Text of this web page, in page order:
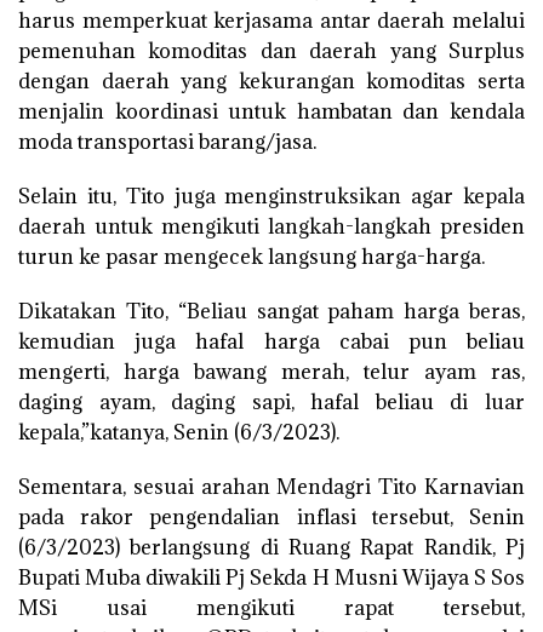
harus memperkuat kerjasama antar daerah melalui
pemenuhan komoditas dan daerah yang Surplus
dengan daerah yang kekurangan komoditas serta
menjalin koordinasi untuk hambatan dan kendala
moda transportasi barang/jasa.
Selain itu, Tito juga menginstruksikan agar kepala
daerah untuk mengikuti langkah-langkah presiden
turun ke pasar mengecek langsung harga-harga.
Dikatakan Tito, “Beliau sangat paham harga beras,
kemudian juga hafal harga cabai pun beliau
mengerti, harga bawang merah, telur ayam ras,
daging ayam, daging sapi, hafal beliau di luar
kepala,”katanya, Senin (6/3/2023).
Sementara, sesuai arahan Mendagri Tito Karnavian
pada rakor pengendalian inflasi tersebut, Senin
(6/3/2023) berlangsung di Ruang Rapat Randik, Pj
Bupati Muba diwakili Pj Sekda H Musni Wijaya S Sos
MSi usai mengikuti rapat tersebut,